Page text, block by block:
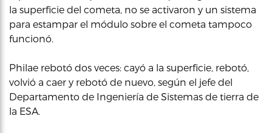
la superficie del cometa, no se activaron y un sistema
para estampar el módulo sobre el cometa tampoco
funcionó.
Philae rebotó dos veces: cayó a la superficie, rebotó,
volvió a caer y rebotó de nuevo, según el jefe del
Departamento de Ingeniería de Sistemas de tierra de
la ESA.